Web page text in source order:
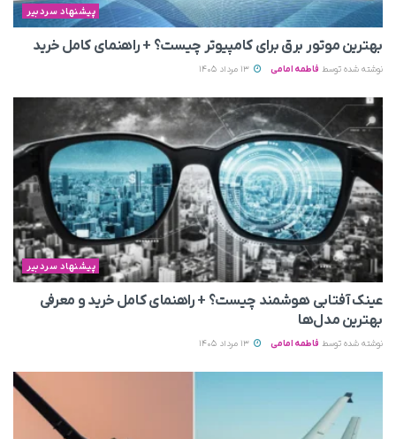
پیشنهاد سردبیر
بهترین موتور برق برای کامپیوتر چیست؟ + راهنمای کامل خرید
نوشته شده توسط فاطمه امامی
پیشنهاد سردبیر
عینک آفتابی هوشمند چیست؟ + راهنمای کامل خرید و معرفی
بهترین مدل‌ها
نوشته شده توسط فاطمه امامی